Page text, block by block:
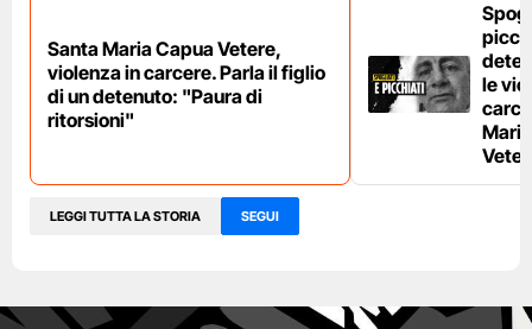
Santa Maria Capua Vetere,
violenza in carcere. Parla il figlio
di un detenuto: "Paura di
ritorsioni"
le
LEGGI TUTTA LA STORIA SEGUI